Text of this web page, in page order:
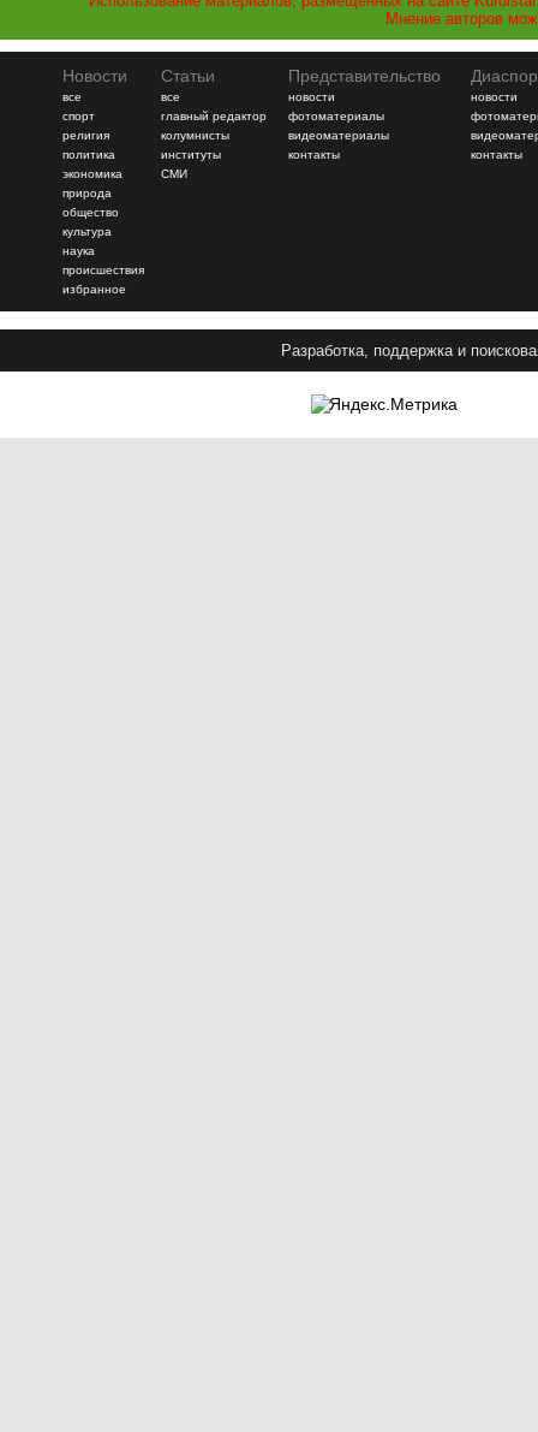
Мнение авторов
Новости
все
спорт
религия
политика
экономика
природа
общество
культура
наука
происшествия
избранное
Статьи
все
главный редактор
колумнисты
институты
СМИ
Представительство
новости
фотоматериалы
видеоматериалы
контакты
новости
контакты
Разработка, поддержка и